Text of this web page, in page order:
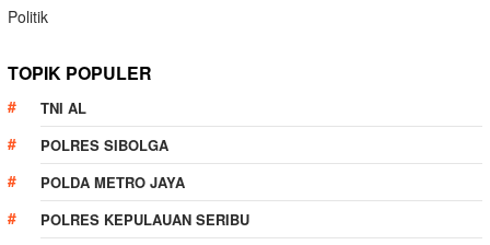
Politik
TOPIK POPULER
TNI AL
POLRES SIBOLGA
POLDA METRO JAYA
POLRES KEPULAUAN SERIBU